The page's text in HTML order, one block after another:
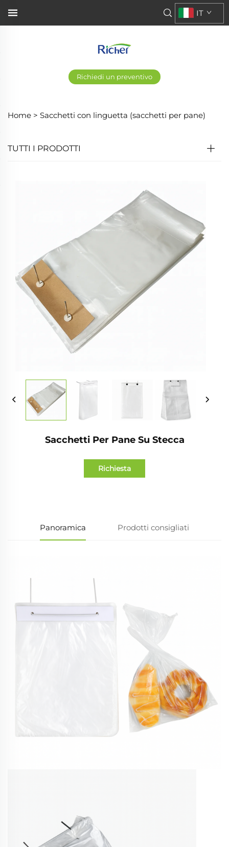
Richiedi un preventivo
IT
Home > Sacchetti con linguetta (sacchetti per pane)
TUTTI I PRODOTTI
Sacchetti Per Pane Su Stecca
Richiesta
Panoramica Prodotti consigliati